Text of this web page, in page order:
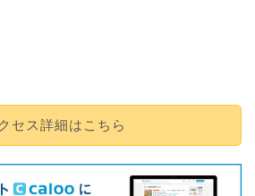
セス詳細はこちら